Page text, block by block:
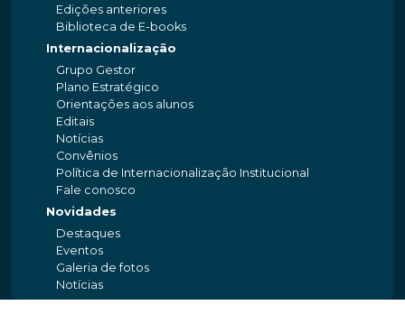
Edições anteriores
Biblioteca de E-books
Internacionalização
Grupo Gestor
Plano Estratégico
Orientações aos alunos
Editais
Notícias
Convênios
Política de Internacionalização Institucional
Fale conosco
Novidades
Destaques
Eventos
Galeria de fotos
Notícias